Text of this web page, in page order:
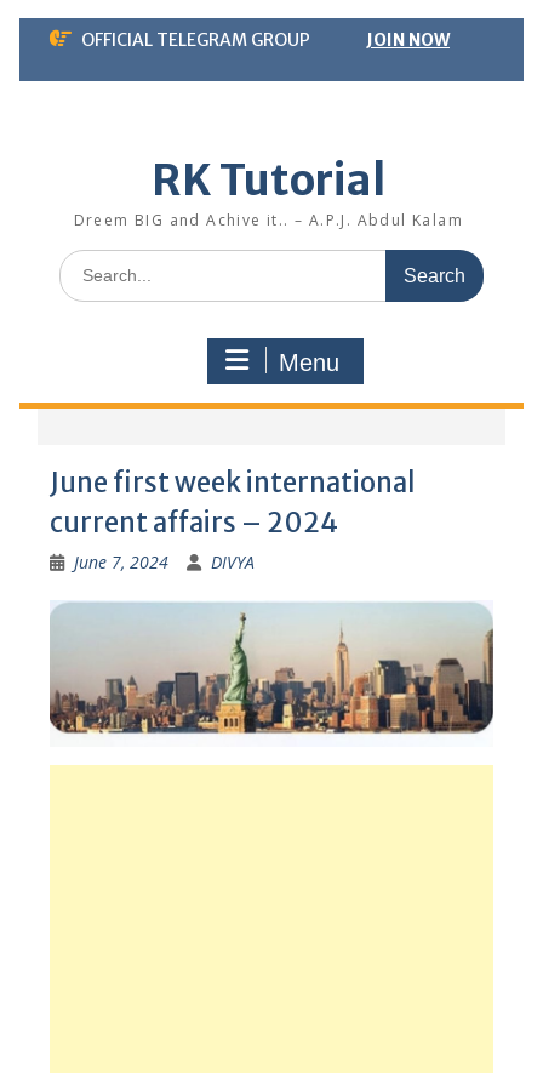
Skip
content
OFFICIAL TELEGRAM GROUP JOIN NOW
RK Tutorial
Dreem BIG and Achive it.. – A.P.J. Abdul Kalam
Search
for:
Menu
June first week international
current affairs – 2024
June 7, 2024 DIVYA